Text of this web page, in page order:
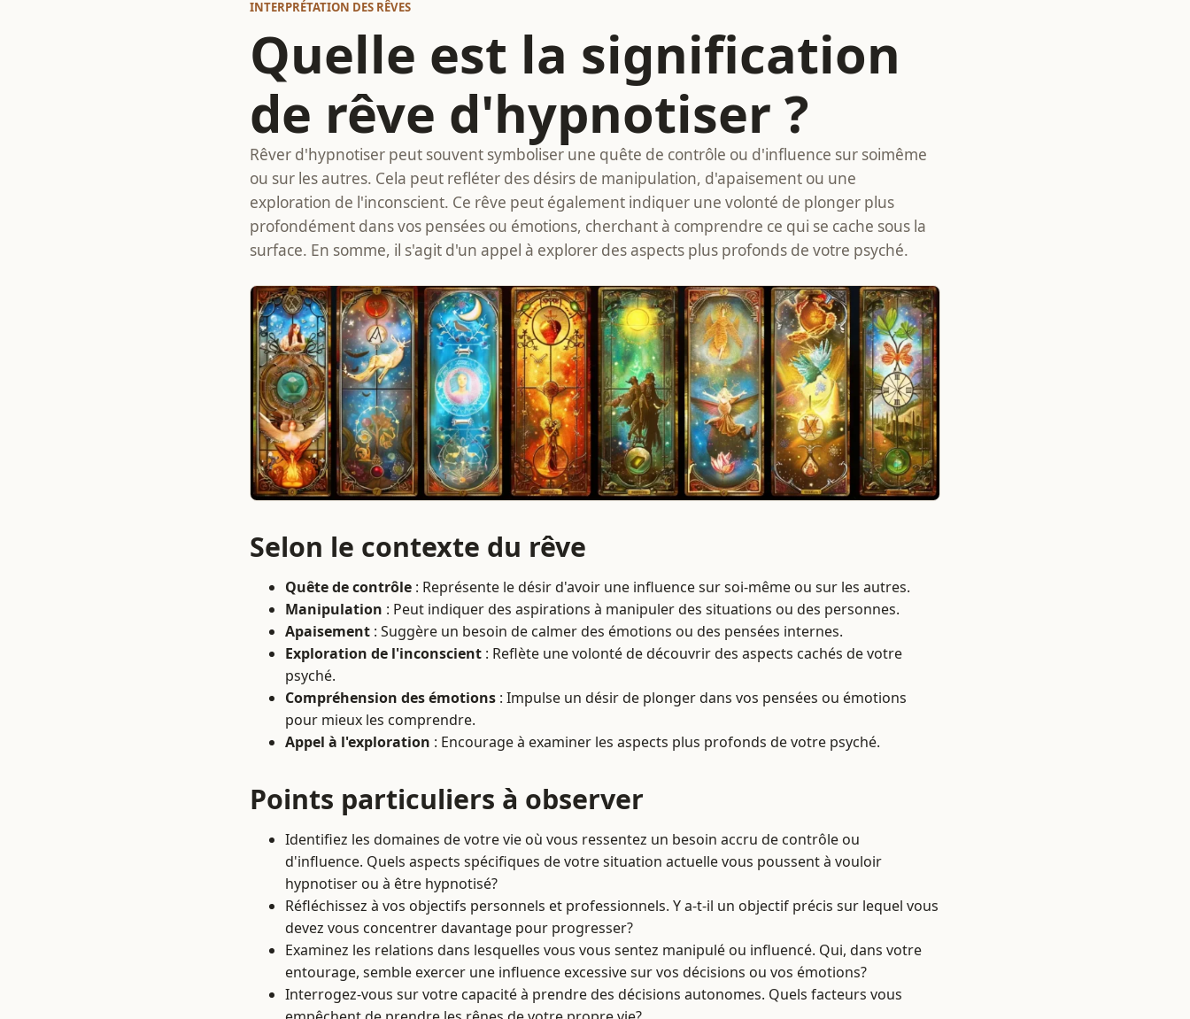
INTERPRÉTATION DES RÊVES
Quelle est la signification
de rêve d'hypnotiser ?
Rêver d'hypnotiser peut souvent symboliser une quête de contrôle ou d'influence sur soimême
ou sur les autres. Cela peut refléter des désirs de manipulation, d'apaisement ou une
exploration de l'inconscient. Ce rêve peut également indiquer une volonté de plonger plus
profondément dans vos pensées ou émotions, cherchant à comprendre ce qui se cache sous la
surface. En somme, il s'agit d'un appel à explorer des aspects plus profonds de votre psyché.
Selon le contexte du rêve
Quête de contrôle : Représente le désir d'avoir une influence sur soi-même ou sur les autres.
Manipulation : Peut indiquer des aspirations à manipuler des situations ou des personnes.
Apaisement : Suggère un besoin de calmer des émotions ou des pensées internes.
Exploration de l'inconscient : Reflète une volonté de découvrir des aspects cachés de votre
psyché.
Compréhension des émotions : Impulse un désir de plonger dans vos pensées ou émotions
pour mieux les comprendre.
Appel à l'exploration : Encourage à examiner les aspects plus profonds de votre psyché.
Points particuliers à observer
Identifiez les domaines de votre vie où vous ressentez un besoin accru de contrôle ou
d'influence. Quels aspects spécifiques de votre situation actuelle vous poussent à vouloir
hypnotiser ou à être hypnotisé?
Réfléchissez à vos objectifs personnels et professionnels. Y a-t-il un objectif précis sur lequel vous
devez vous concentrer davantage pour progresser?
Examinez les relations dans lesquelles vous vous sentez manipulé ou influencé. Qui, dans votre
entourage, semble exercer une influence excessive sur vos décisions ou vos émotions?
Interrogez-vous sur votre capacité à prendre des décisions autonomes. Quels facteurs vous